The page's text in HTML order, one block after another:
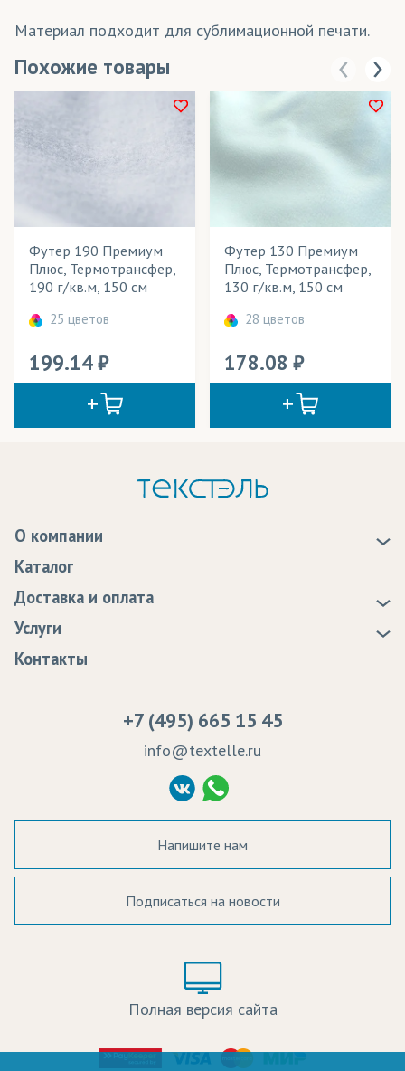
Материал подходит для сублимационной печати.
Похожие товары
Футер 190 Премиум
Плюс, Термотрансфер,
190 г/кв.м, 150 см
25 цветов
199.14
Футер 130 Премиум
Плюс, Термотрансфер,
130 г/кв.м, 150 см
28 цветов
178.08
О компании
Статьи
Программа лояльности
Сертификаты качества
Судебные решения
Политика Конфиденциальности
Согласие на обработку ПД
Каталог
Доставка и оплата
Доставка
Оплата
Услуги
Образцы
Контакты
+7 (495) 665 15 45
info@textelle.ru
Напишите нам
Подписаться на новости
Полная версия сайта